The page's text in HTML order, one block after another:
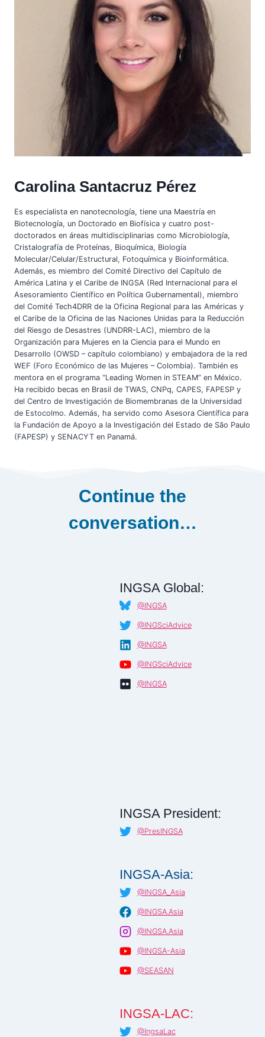
Carolina Santacruz Pérez
Es especialista en nanotecnología, tiene una Maestría en
Biotecnología, un Doctorado en Biofísica y cuatro post-
doctorados en áreas multidisciplinarias como Microbiología,
Cristalografía de Proteínas, Bioquímica, Biología
Molecular/Celular/Estructural, Fotoquímica y Bioinformática.
Además, es miembro del Comité Directivo del Capítulo de
América Latina y el Caribe de INGSA (Red Internacional para el
Asesoramiento Científico en Política Gubernamental), miembro
del Comité Tech4DRR de la Oficina Regional para las Américas y
el Caribe de la Oficina de las Naciones Unidas para la Reducción
del Riesgo de Desastres (UNDRR-LAC), miembro de la
Organización para Mujeres en la Ciencia para el Mundo en
Desarrollo (OWSD – capítulo colombiano) y embajadora de la red
WEF (Foro Económico de las Mujeres – Colombia). También es
mentora en el programa “Leading Women in STEAM” en México.
Ha recibido becas en Brasil de TWAS, CNPq, CAPES, FAPESP y
del Centro de Investigación de Biomembranas de la Universidad
de Estocolmo. Además, ha servido como Asesora Científica para
la Fundación de Apoyo a la Investigación del Estado de São Paulo
(FAPESP) y SENACYT en Panamá.
Continue the
conversation…
INGSA Global:
@INGSA
@INGSciAdvice
@INGSA
@INGSciAdvice
@INGSA
INGSA President:
@PresINGSA
INGSA-Asia:
@INGSA_Asia
@INGSA.Asia
@INGSA.Asia
@INGSA-Asia
@SEASAN
INGSA-LAC:
@IngsaLac